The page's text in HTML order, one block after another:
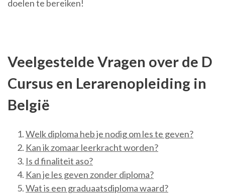
doelen te bereiken!
Veelgestelde Vragen over de D
Cursus en Lerarenopleiding in
België
Welk diploma heb je nodig om les te geven?
Kan ik zomaar leerkracht worden?
Is d finaliteit aso?
Kan je les geven zonder diploma?
Wat is een graduaatsdiploma waard?